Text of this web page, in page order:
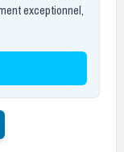
exceptionnel,